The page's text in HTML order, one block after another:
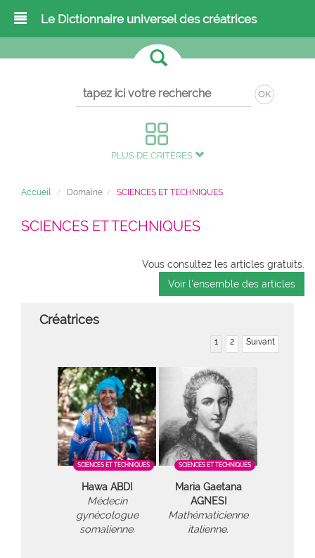
Le Dictionnaire universel des créatrices
OK
PLUS DE CRITÈRES
Accueil Domaine SCIENCES ET TECHNIQUES
SCIENCES ET TECHNIQUES
Vous consultez les articles gratuits.
Voir l'ensemble des articles
Créatrices
1 2 Suivant
SCIENCES ET TECHNIQUES
Hawa ABDI
Médecin
gynécologue
somalienne.
SCIENCES ET TECHNIQUES
Maria Gaetana
AGNESI
Mathématicienne
italienne.